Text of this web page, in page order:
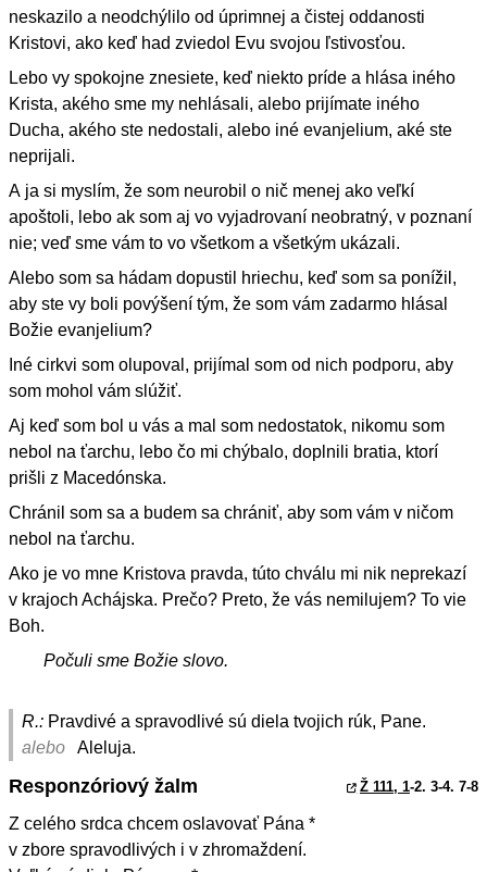
neskazilo a neodchýlilo od úprimnej a čistej oddanosti
Kristovi, ako keď had zviedol Evu svojou ľstivosťou.
Lebo vy spokojne znesiete, keď niekto príde a hlása iného
Krista, akého sme my nehlásali, alebo prijímate iného
Ducha, akého ste nedostali, alebo iné evanjelium, aké ste
neprijali.
A ja si myslím, že som neurobil o nič menej ako veľkí
apoštoli, lebo ak som aj vo vyjadrovaní neobratný, v poznaní
nie; veď sme vám to vo všetkom a všetkým ukázali.
Alebo som sa hádam dopustil hriechu, keď som sa ponížil,
aby ste vy boli povýšení tým, že som vám zadarmo hlásal
Božie evanjelium?
Iné cirkvi som olupoval, prijímal som od nich podporu, aby
som mohol vám slúžiť.
Aj keď som bol u vás a mal som nedostatok, nikomu som
nebol na ťarchu, lebo čo mi chýbalo, doplnili bratia, ktorí
prišli z Macedónska.
Chránil som sa a budem sa chrániť, aby som vám v ničom
nebol na ťarchu.
Ako je vo mne Kristova pravda, túto chválu mi nik neprekazí
v krajoch Achájska. Prečo? Preto, že vás nemilujem? To vie
Boh.
Počuli sme Božie slovo.
R.: Pravdivé a spravodlivé sú diela tvojich rúk, Pane.
alebo
Aleluja.
Responzóriový žalm Ž 111, 1-2. 3-4. 7-8
Z celého srdca chcem oslavovať Pána *
v zbore spravodlivých i v zhromaždení.